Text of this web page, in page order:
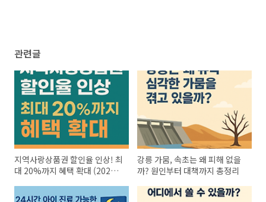
관련글
지역사랑상품권 할인율 인상! 최
대 20%까지 혜택 확대 (2025년
강릉 가뭄, 속초는 왜 피해 없을
까? 원인부터 대책까지 총정리